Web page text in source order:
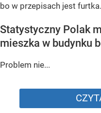
bo w przepisach jest furtka.
Statystyczny Polak
mieszka w budynku
Problem nie...